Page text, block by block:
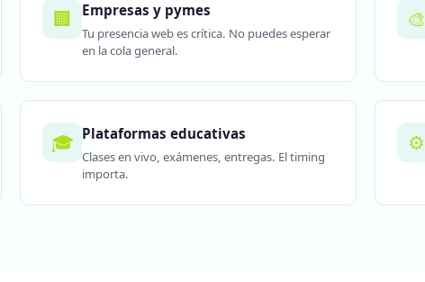
🏢 Empresas y pymes
Tu presencia web es crítica. No puedes esperar
en la cola general.
🎨
🎓 Plataformas educativas
Clases en vivo, exámenes, entregas. El timing
importa.
⚙️